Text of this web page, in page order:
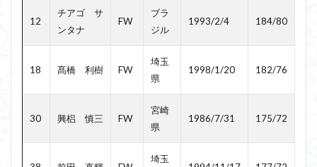
12
チアゴ サ
ンタナ
FW
ブラ
ジル
1993/2/4 184/80
18 髙橋 利樹 FW
埼玉
県
1998/1/20 182/76
30 興梠 慎三 FW
宮崎
県
1986/7/31 175/72
埼玉